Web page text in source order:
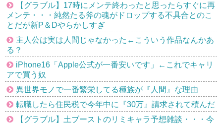
【グラブル】17時にメンテ終わったと思ったらすぐに再
メンテ・・・純然たる斧の魂がドロップする不具合とのこ
とだが新P＆Dやらかしすぎ
主人公は実は人間じゃなかった←こういう作品なんかあ
る？
iPhone16「Apple公式が一番安いです」←これでキャリ
アで買う奴
異世界モノで一番繁栄してる種族が『人間』な理由
転職したら住民税で今年中に『30万』請求されて積んだ
【グラブル】土ブーストのリミキャラ予想雑談・・・今